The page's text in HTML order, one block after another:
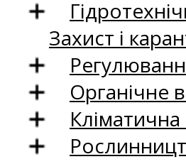
Захист і
Органічне
Кліматична